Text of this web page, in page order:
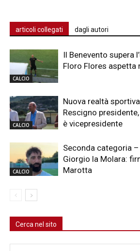
articoli collegati dagli autori
CALCIO
Il Benevento supera
Floro Flores aspetta
CALCIO
Nuova realtà
Rescigno
è vicepresidente
CALCIO
Seconda categoria
Giorgio la Molara:
Marotta
Cerca nel sito